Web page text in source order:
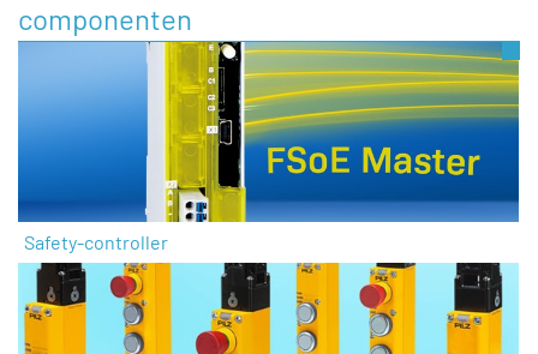
componenten
Safety-controller